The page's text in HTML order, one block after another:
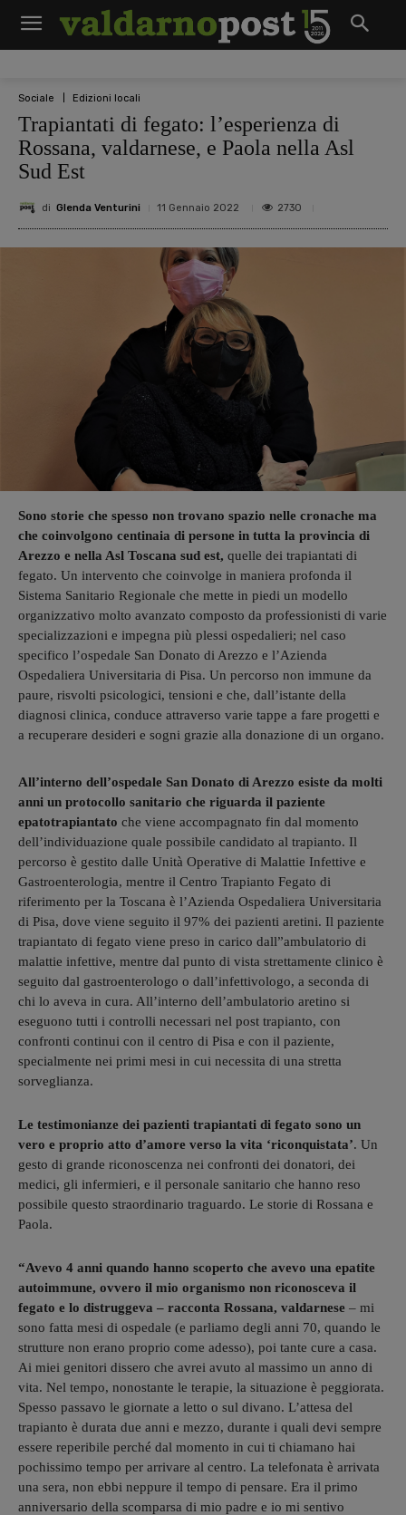
Sociale Edizioni locali
Trapiantati di fegato: l’esperienza di
Rossana, valdarnese, e Paola nella Asl
Sud Est
di Glenda Venturini 11 Gennaio 2022 2730
Sono storie che spesso non trovano spazio nelle cronache ma
che coinvolgono centinaia di persone in tutta la provincia di
Arezzo e nella Asl Toscana sud est, quelle dei trapiantati di
fegato. Un intervento che coinvolge in maniera profonda il
Sistema Sanitario Regionale che mette in piedi un modello
organizzativo molto avanzato composto da professionisti di varie
specializzazioni e impegna più plessi ospedalieri; nel caso
specifico l’ospedale San Donato di Arezzo e l’Azienda
Ospedaliera Universitaria di Pisa. Un percorso non immune da
paure, risvolti psicologici, tensioni e che, dall’istante della
diagnosi clinica, conduce attraverso varie tappe a fare progetti e
a recuperare desideri e sogni grazie alla donazione di un organo.
All’interno dell’ospedale San Donato di Arezzo esiste da molti
anni un protocollo sanitario che riguarda il paziente
epatotrapiantato che viene accompagnato fin dal momento
dell’individuazione quale possibile candidato al trapianto. Il
percorso è gestito dalle Unità Operative di Malattie Infettive e
Gastroenterologia, mentre il Centro Trapianto Fegato di
riferimento per la Toscana è l’Azienda Ospedaliera Universitaria
di Pisa, dove viene seguito il 97% dei pazienti aretini. Il paziente
trapiantato di fegato viene preso in carico dall”ambulatorio di
malattie infettive, mentre dal punto di vista strettamente clinico è
seguito dal gastroenterologo o dall’infettivologo, a seconda di
chi lo aveva in cura. All’interno dell’ambulatorio aretino si
eseguono tutti i controlli necessari nel post trapianto, con
confronti continui con il centro di Pisa e con il paziente,
specialmente nei primi mesi in cui necessita di una stretta
sorveglianza.
Le testimonianze dei pazienti trapiantati di fegato sono un
vero e proprio atto d’amore verso la vita ‘riconquistata’. Un
gesto di grande riconoscenza nei confronti dei donatori, dei
medici, gli infermieri, e il personale sanitario che hanno reso
possibile questo straordinario traguardo. Le storie di Rossana e
Paola.
“Avevo 4 anni quando hanno scoperto che avevo una epatite
autoimmune, ovvero il mio organismo non riconosceva il
fegato e lo distruggeva – racconta Rossana, valdarnese – mi
sono fatta mesi di ospedale (e parliamo degli anni 70, quando le
strutture non erano proprio come adesso), poi tante cure a casa.
Ai miei genitori dissero che avrei avuto al massimo un anno di
vita. Nel tempo, nonostante le terapie, la situazione è peggiorata.
Spesso passavo le giornate a letto o sul divano. L’attesa del
trapianto è durata due anni e mezzo, durante i quali devi sempre
essere reperibile perché dal momento in cui ti chiamano hai
pochissimo tempo per arrivare al centro. La telefonata è arrivata
una sera, non ebbi neppure il tempo di pensare. Era il primo
anniversario della scomparsa di mio padre e io mi sentivo